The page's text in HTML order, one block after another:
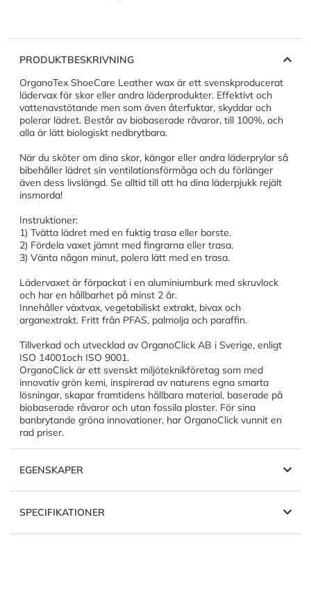
PRODUKTBESKRIVNING
OrganoTex ShoeCare Leather wax är ett svenskproducerat
lädervax för skor eller andra läderprodukter. Effektivt och
vattenavstötande men som även återfuktar, skyddar och
polerar lädret. Består av biobaserade råvaror, till 100%, och
alla är lätt biologiskt nedbrytbara.
När du sköter om dina skor, kängor eller andra läderprylar så
bibehåller lädret sin ventilationsförmåga och du förlänger
även dess livslängd. Se alltid till att ha dina läderpjukk rejält
insmorda!
Instruktioner:
1) Tvätta lädret med en fuktig trasa eller borste.
2) Fördela vaxet jämnt med fingrarna eller trasa.
3) Vänta någon minut, polera lätt med en trasa.
Lädervaxet är förpackat i en aluminiumburk med skruvlock
och har en hållbarhet på minst 2 år.
Innehåller växtvax, vegetabiliskt extrakt, bivax och
arganextrakt. Fritt från PFAS, palmolja och paraffin.
Tillverkad och utvecklad av OrganoClick AB i Sverige, enligt
ISO 14001och ISO 9001.
OrganoClick är ett svenskt miljöteknikföretag som med
innovativ grön kemi, inspirerad av naturens egna smarta
lösningar, skapar framtidens hållbara material, baserade på
biobaserade råvaror och utan fossila plaster. För sina
banbrytande gröna innovationer, har OrganoClick vunnit en
rad priser.
EGENSKAPER
SPECIFIKATIONER